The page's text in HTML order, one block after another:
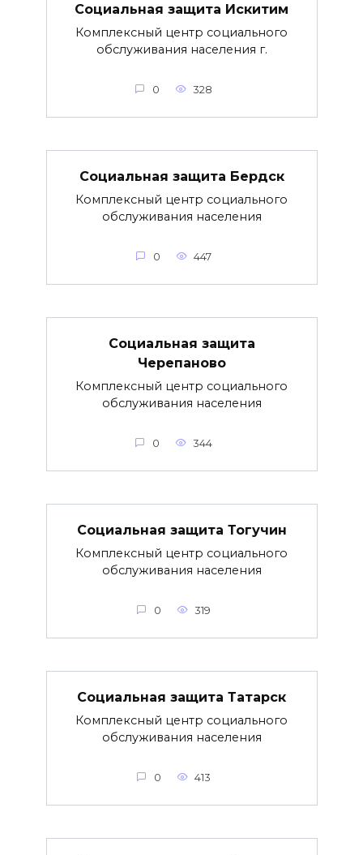
Социальная защита Искитим
Комплексный центр социального
обслуживания населения г.
0 328
Социальная защита Бердск
Комплексный центр социального
обслуживания населения
0 447
Социальная защита
Черепаново
Комплексный центр социального
обслуживания населения
0 344
Социальная защита Тогучин
Комплексный центр социального
обслуживания населения
0 319
Социальная защита Татарск
Комплексный центр социального
обслуживания населения
0 413